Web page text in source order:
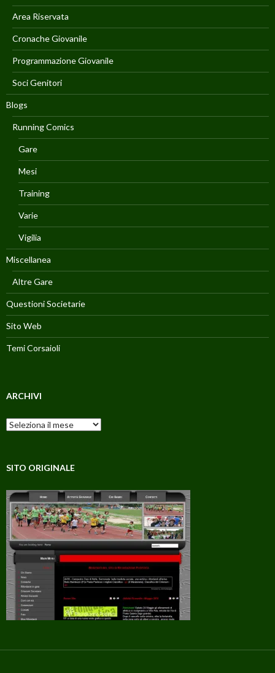
Area Riservata
Cronache Giovanile
Programmazione Giovanile
Soci Genitori
Blogs
Running Comics
Gare
Mesi
Training
Varie
Vigilia
Miscellanea
Altre Gare
Questioni Societarie
Sito Web
Temi Corsaioli
ARCHIVI
Archivi
SITO ORIGINALE